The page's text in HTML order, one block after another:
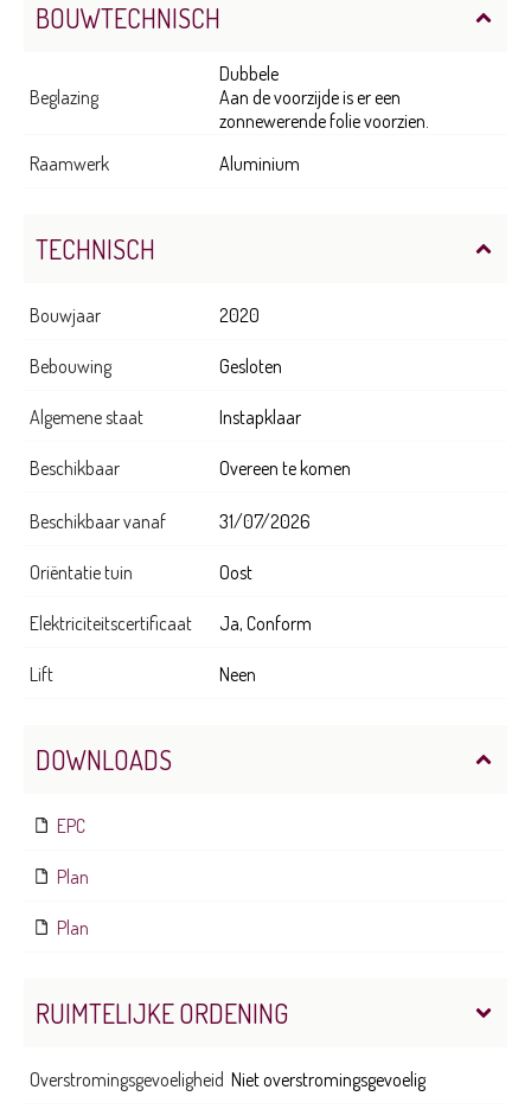
BOUWTECHNISCH
Beglazing
Dubbele
Aan de voorzijde is er een
zonnewerende folie voorzien.
Raamwerk
Aluminium
TECHNISCH
Bouwjaar 2020
Bebouwing Gesloten
Algemene staat Instapklaar
Beschikbaar Overeen te komen
Beschikbaar vanaf 31/07/2026
Oriëntatie tuin Oost
Elektriciteitscertificaat Ja, Conform
Lift Neen
DOWNLOADS
EPC
Plan
Plan
RUIMTELIJKE ORDENING
Overstromingsgevoeligheid Niet overstromingsgevoelig